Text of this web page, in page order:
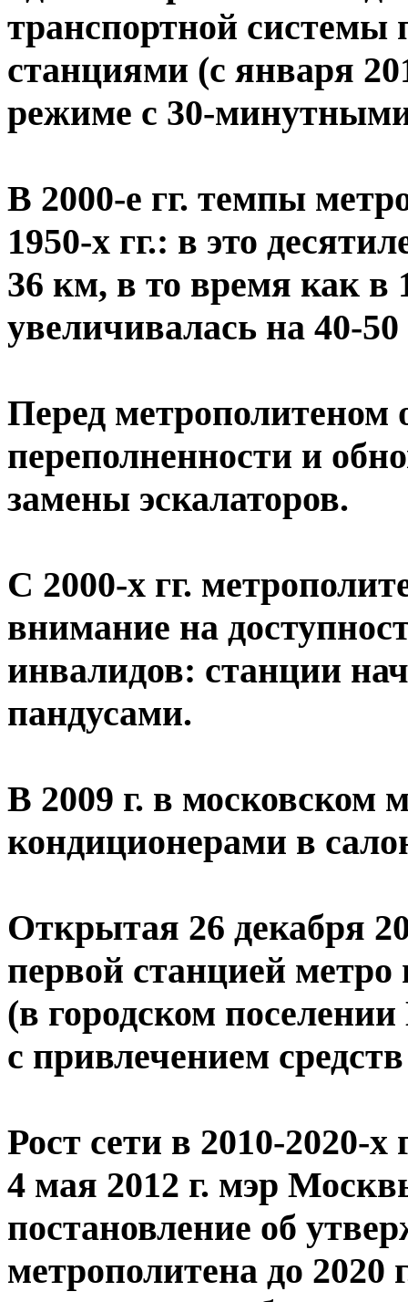
транспортной
станциями (с января
режиме с 30-
В 2000-е гг. темпы
1950-х гг.: в это
36 км, в то время как в
увеличивалась на 40-
Перед метрополитеном
переполненности и
замены эскалаторов.
С 2000-х гг.
внимание на
инвалидов: станции
пандусами.
В 2009 г. в московском
кондиционерами в
Открытая 26 декабря
первой станцией
(в городском
с привлечением
Рост сети в 2010-2020-х
4 мая 2012 г. мэр
постановление об
метрополитена до 2020